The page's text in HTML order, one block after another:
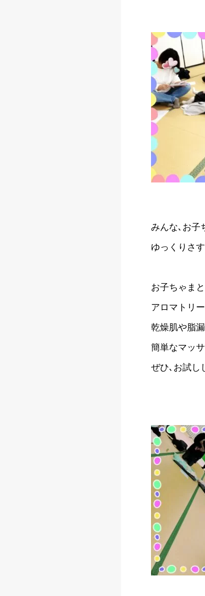
みんな､お子
ゆっくりさ
お子ちゃま
アロマトリ
乾燥肌や脂
簡単なマッ
ぜひ､お試し